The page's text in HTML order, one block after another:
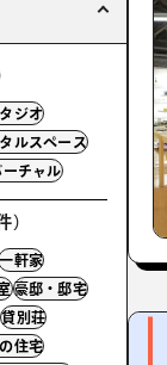
ジオ
ルスペース
ーチャル
）
一軒家
豪邸・邸宅
貸別荘
住宅